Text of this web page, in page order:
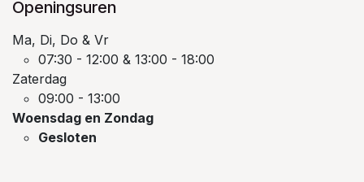
Openingsuren
Ma, Di, Do & Vr
07:30 - 12:00 & 13:00 - 18:00
Zaterdag
09:00 - 13:00
Woensdag en Zondag
Gesloten